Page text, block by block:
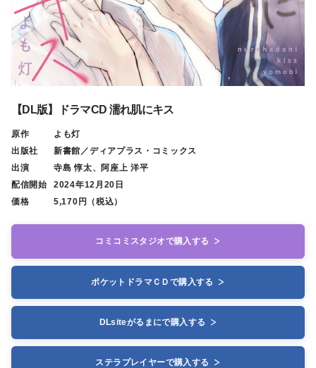
【DL版】ドラマCD 濡れ肌にキス
原作
よも灯
出版社
新書館／ディアプラス・コミックス
出演
寺島 惇太、阿座上 洋平
配信開始
2024年12月20日
価格
5,170円（税込）
コミコミスタジオで購入する
ポケットドラマＣＤで購入する
DLsiteがるまにで購入する
ステラプレイヤーで購入する